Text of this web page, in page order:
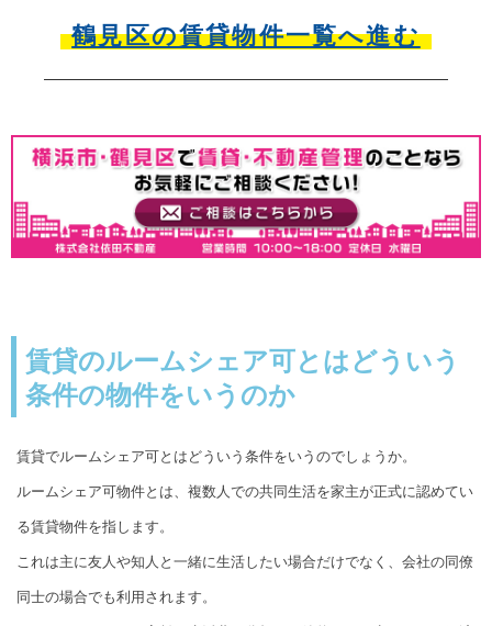
鶴見区の賃貸物件一覧へ進む
賃貸のルームシェア可とはどういう
条件の物件をいうのか
賃貸でルームシェア可とはどういう条件をいうのでしょうか。
ルームシェア可物件とは、複数人での共同生活を家主が正式に認めてい
る賃貸物件を指します。
これは主に友人や知人と一緒に生活したい場合だけでなく、会社の同僚
同士の場合でも利用されます。